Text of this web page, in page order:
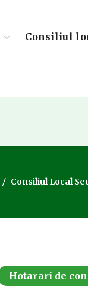
Consiliul
Consiliul Local
Hotarari de